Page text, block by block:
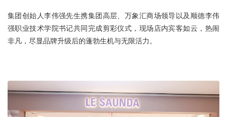
集团创始人李伟强先生携集团高层、万象汇商场领导以及顺德李伟
强职业技术学院书记共同完成剪彩仪式，现场店内宾客如云，热闹
非凡，尽显品牌升级后的蓬勃生机与无限活力。